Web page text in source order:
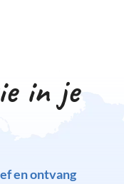
in je
en ontvang